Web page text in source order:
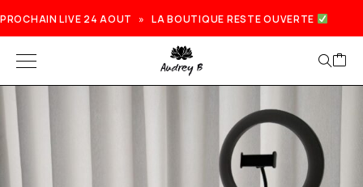
PROCHAIN LIVE 24 AOUT » LA BOUTIQUE RESTE OUVERTE